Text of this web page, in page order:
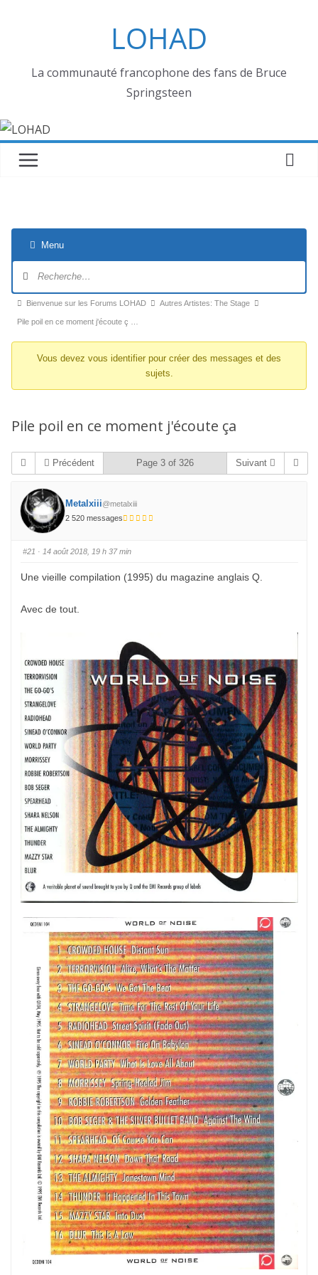
LOHAD
La communauté francophone des fans de Bruce
Springsteen
Menu
forum
Fil
d’Ariane
forum –
Bienvenue sur les Forums LOHAD Autres Artistes: The Stage
Pile poil en ce moment j'écoute ç …
Vous devez vous identifier pour créer des messages et des
sujets.
Pile poil en ce moment j'écoute ça
Précédent Page 3 of 326 Suivant
Metalxiii@metalxiii
2 520 messages
#21 · 14 août 2018, 19 h 37 min
Une vieille compilation (1995) du magazine anglais Q.
Avec de tout.